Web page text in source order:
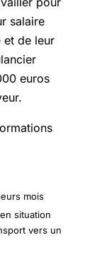
salaire
et de leur
euros
mois
situation
vers un